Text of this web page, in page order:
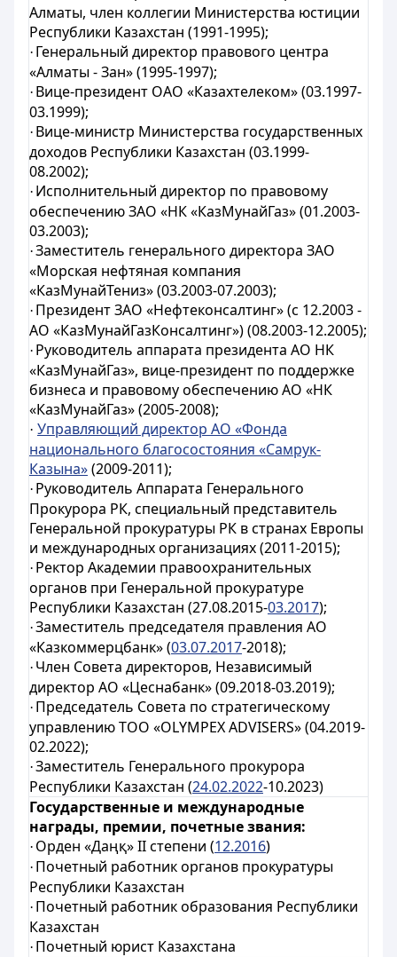
Алматы, член коллегии Министерства юстиции
Республики Казахстан (1991-1995);
· Генеральный директор правового центра
«Алматы - Зан» (1995-1997);
· Вице-президент ОАО «Казахтелеком» (03.1997-
03.1999);
· Вице-министр Министерства государственных
доходов Республики Казахстан (03.1999-
08.2002);
· Исполнительный директор по правовому
обеспечению ЗАО «НК «КазМунайГаз» (01.2003-
03.2003);
·Заместитель генерального директора ЗАО
«Морская нефтяная компания
«КазМунайТениз» (03.2003-07.2003);
· Президент ЗАО «Нефтеконсалтинг» (с 12.2003 -
АО «КазМунайГазКонсалтинг») (08.2003-12.2005);
· Руководитель аппарата президента АО НК
«КазМунайГаз», вице-президент по поддержке
бизнеса и правовому обеспечению АО «НК
«КазМунайГаз» (2005-2008);
· Управляющий директор АО «Фонда
национального благосостояния «Самрук-
Казына»(2009-2011);
· Руководитель Аппарата Генерального
Прокурора РК, специальный представитель
Генеральной прокуратуры РК в странах Европы
и международных организациях (2011-2015);
· Ректор Академии правоохранительных
органов при Генеральной прокуратуре
Республики Казахстан (27.08.2015-03.2017);
·Заместитель председателя правления АО
«Казкоммерцбанк» (03.07.2017-2018);
· Член Совета директоров, Независимый
директор АО «Цеснабанк» (09.2018-03.2019);
· Председатель Совета по стратегическому
управлению ТОО «OLYMPEX ADVISERS» (04.2019-
02.2022);
·Заместитель Генерального прокурора
Республики Казахстан (24.02.2022-10.2023)
Государственные и международные
награды, премии, почетные звания:
· Орден «Даңқ» ІІ степени (12.2016)
· Почетный работник органов прокуратуры
Республики Казахстан
· Почетный работник образования Республики
Казахстан
· Почетный юрист Казахстана